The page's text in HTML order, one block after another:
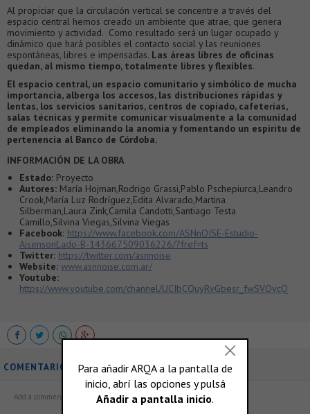
Al propiciar que la circulación vertical se concentre a través del
espacio central hemos creado un ambiente que atrae, que genera
movimiento y actividad. Como resultado será un lugar ocupado y
dinámico que hará posibles el contacto social y las reuniones
espontáneas, libres e impensadas. Las áreas libres de oficinas
quedan, al mismo tiempo, totalmente libres y flexibles.
El espacio central, un espacio comunitario y simbólico de mucha
importancia, alberga los accesos, las distribuciones rápidas y
lentas, los servicios sanitarios, centros de copiado, cafeterías,
salas técnicas y permite comunicar visualmente a la comunidad
de empleados eliminando la anomia y fomentando un espíritu de
pertenencia al Banco de Córdoba.
INFORMACIÓN DE LA OBRA
Estado: Proyecto
Autores: María Hojman,Rodrigo Grassi,Pablo Pschepiurca,Leandro
Crook,María Luz Rodríguez,Edita Alvarado,Martina
Silberman,Laura Zink,Camila Candotti,Santiago Testa
Camillo,Silvina Viegas,Silvina Viegas
Facebook: https://www.facebook.com/ASNnOISE-Estudio-
AisensonLado-B-143667509036226/?fref=ts
Twitter: https://twitter.com/asnnoise
Website: www.asnnoise.com.ar/
Youtube:
https://www.youtube.com/channel/UCIbCOuyRvGbesr_fwSVOvcQ
COMENTARIOS